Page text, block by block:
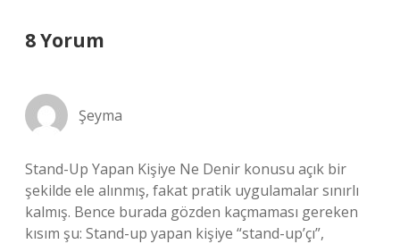
8 Yorum
Şeyma
Stand-Up Yapan Kişiye Ne Denir konusu açık bir
şekilde ele alınmış, fakat pratik uygulamalar sınırlı
kalmış. Bence burada gözden kaçmaması gereken
kısım şu: Stand-up yapan kişiye “stand-up’çı”,